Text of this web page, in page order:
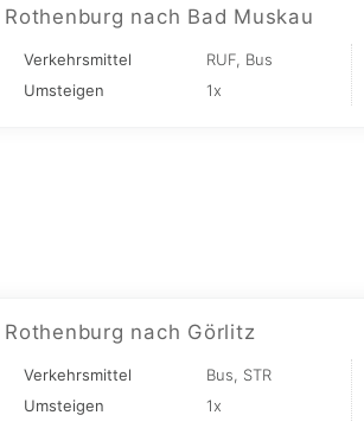
Rothenburg nach Bad Muskau
Verkehrsmittel
RUF, Bus
Umsteigen
1x
Rothenburg nach Görlitz
Verkehrsmittel
Bus, STR
Umsteigen
1x